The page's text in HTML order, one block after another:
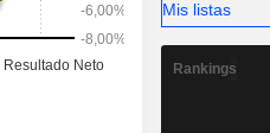
Mis listas
Rankings